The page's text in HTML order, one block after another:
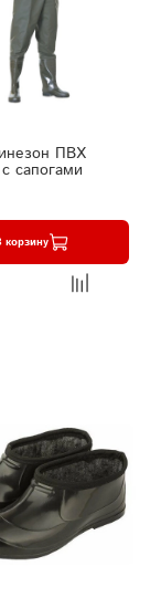
ПВХ
сапогами
корзину